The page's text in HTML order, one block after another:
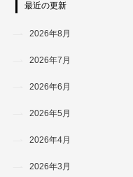
最近の更新
2026年8月
2026年7月
2026年6月
2026年5月
2026年4月
2026年3月